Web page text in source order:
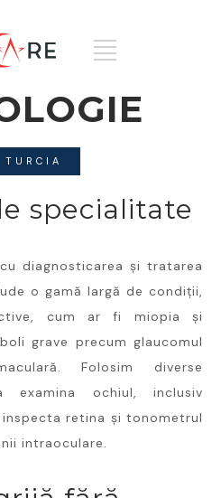
specialitate
diagnosticarea și tratarea
o gamă largă de condiții,
cum ar fi miopia și
grave precum glaucomul
Folosim diverse
examina ochiul, inclusiv
retina și tonometrul
intraoculare.